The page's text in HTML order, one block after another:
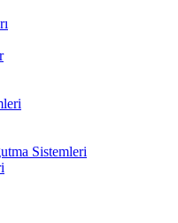
Sistemleri